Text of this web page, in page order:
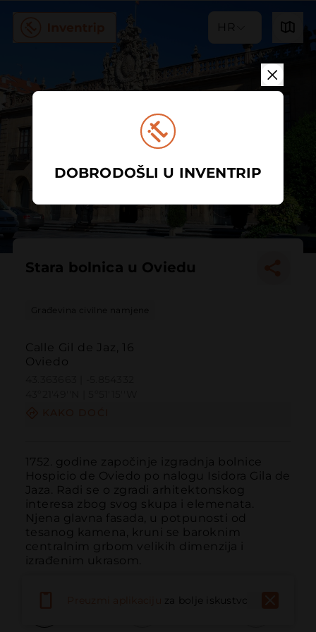
HR
Stara bolnica u Oviedu
Građevina civilne namjene
Calle Gil de Jaz, 16
Oviedo
1752. godine započinje izgradnja bolnice
Hospicio de Oviedo po nalogu Isidora Gila de
Jaza. Radi se o zgradi arhitektonskog
interesa zbog svog skupa i elemenata.
Njena glavna fasada, u potpunosti od
tesanog kamena, kruni se baroknim
centralnim grbom velikih dimenzija i
izrađenim ukrasom.
za bolje iskustvo
DOBRODOŠLI U INVENTRIP